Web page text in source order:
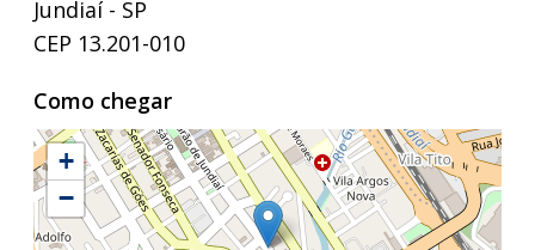
Jundiaí - SP
CEP 13.201-010
Como chegar
+
−